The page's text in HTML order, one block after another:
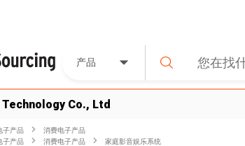
产品
Technology Co., Ltd
子产品
消费电子产品
子产品 消费电子产品 家庭影音娱乐系统